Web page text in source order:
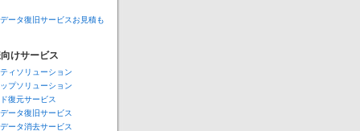
ータ復旧サービスお見積も
けサービス
ィソリューション
プソリューション
復元サービス
ータ復旧サービス
ータ消去サービス